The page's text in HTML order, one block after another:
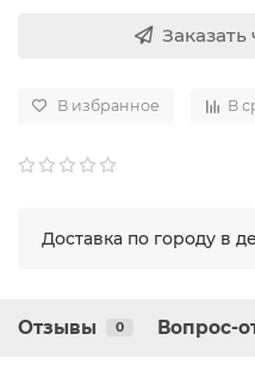
Заказать
В избранное В
Доставка по городу в
Отзывы 0 Вопрос-